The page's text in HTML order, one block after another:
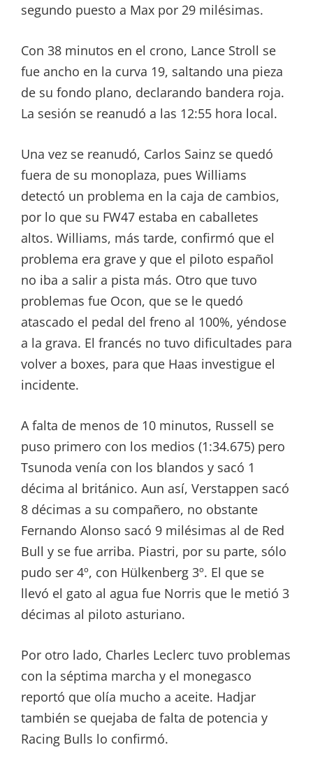
segundo puesto a Max por 29 milésimas.
Con 38 minutos en el crono, Lance Stroll se
fue ancho en la curva 19, saltando una pieza
de su fondo plano, declarando bandera roja.
La sesión se reanudó a las 12:55 hora local.
Una vez se reanudó, Carlos Sainz se quedó
fuera de su monoplaza, pues Williams
detectó un problema en la caja de cambios,
por lo que su FW47 estaba en caballetes
altos. Williams, más tarde, confirmó que el
problema era grave y que el piloto español
no iba a salir a pista más. Otro que tuvo
problemas fue Ocon, que se le quedó
atascado el pedal del freno al 100%, yéndose
a la grava. El francés no tuvo dificultades para
volver a boxes, para que Haas investigue el
incidente.
A falta de menos de 10 minutos, Russell se
puso primero con los medios (1:34.675) pero
Tsunoda venía con los blandos y sacó 1
décima al británico. Aun así, Verstappen sacó
8 décimas a su compañero, no obstante
Fernando Alonso sacó 9 milésimas al de Red
Bull y se fue arriba. Piastri, por su parte, sólo
pudo ser 4º, con Hülkenberg 3º. El que se
llevó el gato al agua fue Norris que le metió 3
décimas al piloto asturiano.
Por otro lado, Charles Leclerc tuvo problemas
con la séptima marcha y el monegasco
reportó que olía mucho a aceite. Hadjar
también se quejaba de falta de potencia y
Racing Bulls lo confirmó.